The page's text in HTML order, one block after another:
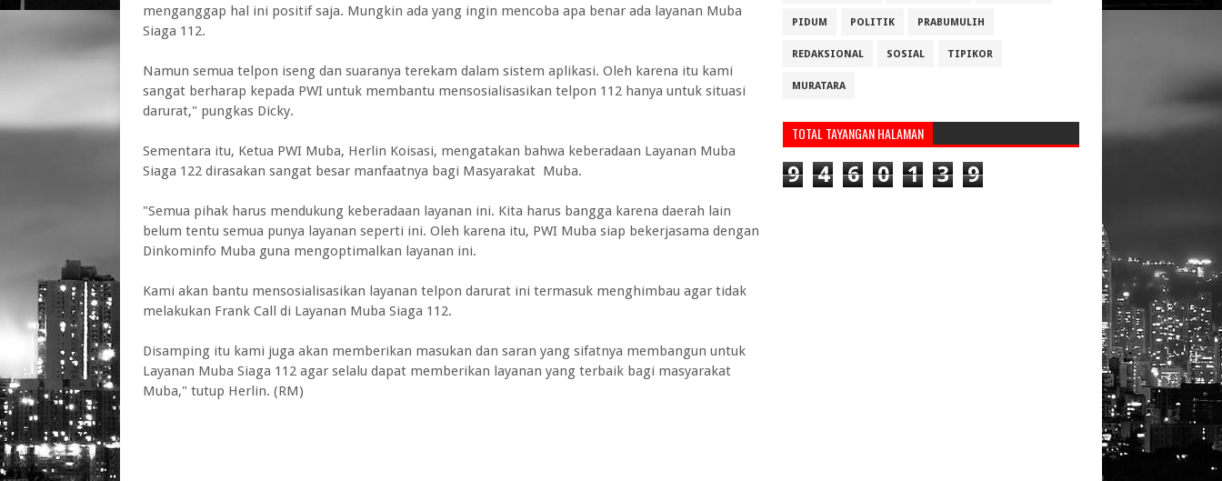
menganggap hal ini positif saja. Mungkin ada yang ingin mencoba apa benar ada layanan Muba
Siaga 112.
Namun semua telpon iseng dan suaranya terekam dalam sistem aplikasi. Oleh karena itu kami
sangat berharap kepada PWI untuk membantu mensosialisasikan telpon 112 hanya untuk situasi
darurat," pungkas Dicky.
Sementara itu, Ketua PWI Muba, Herlin Koisasi, mengatakan bahwa keberadaan Layanan Muba
Siaga 122 dirasakan sangat besar manfaatnya bagi Masyarakat Muba.
"Semua pihak harus mendukung keberadaan layanan ini. Kita harus bangga karena daerah lain
belum tentu semua punya layanan seperti ini. Oleh karena itu, PWI Muba siap bekerjasama dengan
Dinkominfo Muba guna mengoptimalkan layanan ini.
Kami akan bantu mensosialisasikan layanan telpon darurat ini termasuk menghimbau agar tidak
melakukan Frank Call di Layanan Muba Siaga 112.
Disamping itu kami juga akan memberikan masukan dan saran yang sifatnya membangun untuk
Layanan Muba Siaga 112 agar selalu dapat memberikan layanan yang terbaik bagi masyarakat
Muba," tutup Herlin. (RM)
PIDUM POLITIK PRABUMULIH
REDAKSIONAL SOSIAL TIPIKOR
MURATARA
TOTAL TAYANGAN HALAMAN
9 4 6 0 1 3 9